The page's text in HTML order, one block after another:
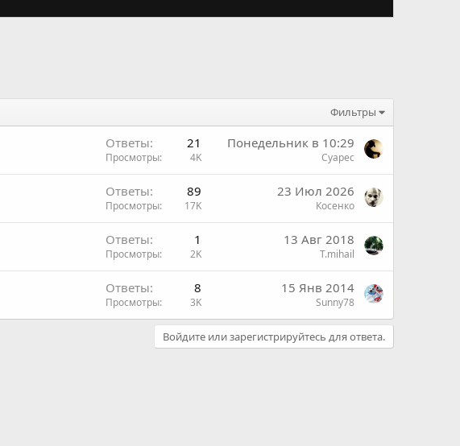
Фильтры
Ответы 21
Просмотры 4K
Понедельник в 10:29
Суарес
Ответы 89
Просмотры 17K
23 Июл 2026
Косенко
Ответы 1
Просмотры 2K
13 Авг 2018
T.mihail
Ответы 8
Просмотры 3K
15 Янв 2014
Sunny78
Войдите или зарегистрируйтесь для ответа.